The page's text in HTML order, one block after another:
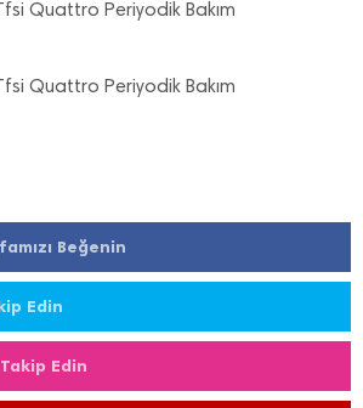
Quattro Periyodik Bakım
Quattro Periyodik Bakım
Beğenin
Edin
Edin